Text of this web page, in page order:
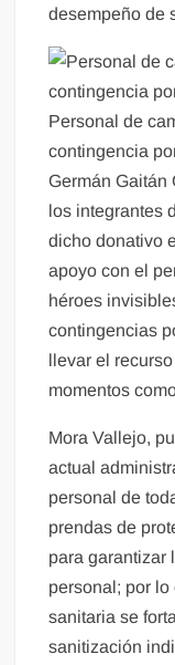
desempeño de
Personal de
contingencia
Germán Gaitán
los integrantes
dicho donativo
apoyo con el
héroes
contingencias
llevar el
momentos
Mora Vallejo,
actual
personal de
prendas de
para garantizar
personal; por
sanitaria se
sanitización